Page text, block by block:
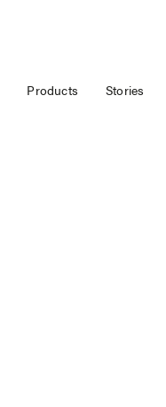
Products Stories